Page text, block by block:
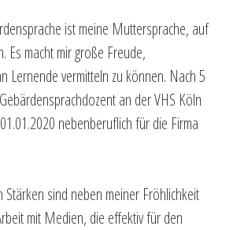
ist meine Muttersprache, auf
Es macht mir große Freude,
Lernende vermitteln zu können. Nach 5
an der VHS Köln
nebenberuflich für die Firma
sind neben meiner Fröhlichkeit
mit Medien, die effektiv für den